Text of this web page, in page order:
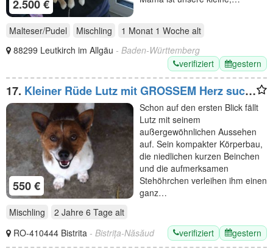
2.500 €
Malteser/Pudel Mischling 1 Monat 1 Woche alt
88299 Leutkirch im Allgäu - Baden-Württemberg
verifiziert
gestern
17. Kleiner Rüde Lutz mit GROSSEM Herz such
Zuhause
550 €
Schon auf den ersten Blick fällt
Lutz mit seinem
außergewöhnlichen Aussehen
auf. Sein kompakter Körperbau,
die niedlichen kurzen Beinchen
und die aufmerksamen
Stehöhrchen verleihen ihm einen
ganz…
Mischling
2 Jahre 6 Tage alt
RO-410444 Bistrita - Bistrița-Năsăud verifiziert gestern